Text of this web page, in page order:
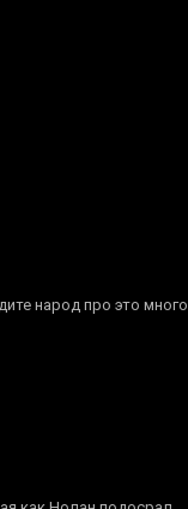
народ про это много